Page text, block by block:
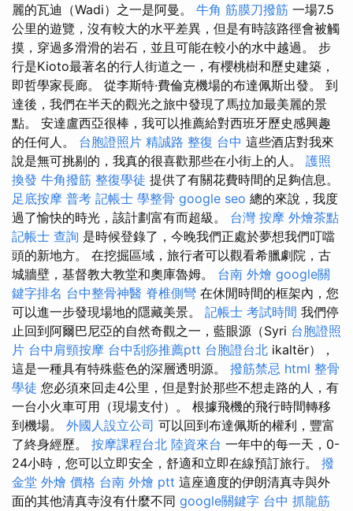
麗的瓦迪（Wadi）之一是阿曼。 牛角 筋膜刀撥筋 一場7.5
公里的遊覽，沒有較大的水平差異，但是有時該路徑會被觸
摸，穿過多滑滑的岩石，並且可能在較小的水中越過。 步
行是Kioto最著名的行人街道之一，有櫻桃樹和歷史建築，
即哲學家長廊。 從李斯特·費倫克機場的布達佩斯出發。 到
達後，我們在半天的觀光之旅中發現了馬拉加最美麗的景
點。 安達盧西亞很棒，我可以推薦給對西班牙歷史感興趣
的任何人。 台胞證照片 精誠路 整復 台中 這些酒店對我來
說是無可挑剔的，我真的很喜歡那些在小街上的人。 護照
換發 牛角撥筋 整復學徒 提供了有關花費時間的足夠信息。
足底按摩 普考 記帳士 學整骨 google seo 總的來說，我度
過了愉快的時光，該計劃富有而超級。 台灣 按摩 外燴茶點
記帳士 查詢 是時候登錄了，今晚我們正處於夢想我們叮噹
頭的新地​​方。 在挖掘區域，旅行者可以觀看希臘劇院，古
城牆壁，基督教大教堂和奧庫魯姆。 台南 外燴 google關
鍵字排名 台中整骨神醫 脊椎側彎 在休閒時間的框架內，您
可以進一步發現場地的隱藏美景。 記帳士 考試時間 我們停
止回到阿爾巴尼亞的自然奇觀之一，藍眼源（Syri 台胞證照
片 台中肩頸按摩 台中刮痧推薦ptt 台胞證台北 ikaltër），
這是一種具有特殊藍色的深層透明源。 撥筋禁忌 html 整骨
學徒 您必須來回走4公里，但是對於那些不想走路的人，有
一台小火車可用（現場支付）。 根據飛機的飛行時間轉移
到機場。 外國人設立公司 可以回到布達佩斯的權利，豐富
了終身經歷。 按摩課程台北 陸資來台 一年中的每一天，0-
24小時，您可以立即安全，舒適和立即在線預訂旅行。 撥
金堂 外燴 價格 台南 外燴 ptt 這座適度的伊朗清真寺與外
面的其他清真寺沒有什麼不同 google關鍵字 台中 抓龍筋